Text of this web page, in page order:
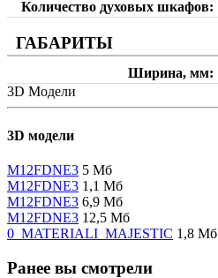
Количество духовых шкафов
ГАБАРИТЫ
Ширина, мм
3D Модели
3D модели
M12FDNE3 5 Мб
M12FDNE3 1,1 Мб
M12FDNE3 6,9 Мб
M12FDNE3 12,5 Мб
0_MATERIALI_MAJESTIC 1,8 Мб
Ранее вы смотрели